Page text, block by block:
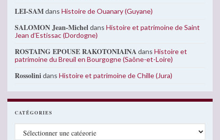
LEI-SAMdans Histoire de Ouanary (Guyane)
SALOMON Jean-Micheldans Histoire et patrimoine de Saint
Jean d’Estissac (Dordogne)
ROSTAING EPOUSE RAKOTONIAINAdans Histoire et
patrimoine du Breuil en Bourgogne (Saône-et-Loire)
Rossolinidans Histoire et patrimoine de Chille (Jura)
CATÉGORIES
Catégories